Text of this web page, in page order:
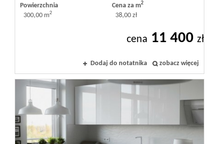
Powierzchnia
300,00 m2
Cena za m2
38,00 zł
cena 11 400 zł
Dodaj do notatnika zobacz więcej